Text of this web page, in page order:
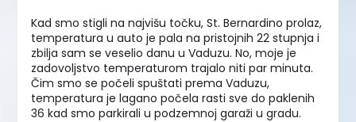
Kad smo stigli na najvišu točku, St. Bernardino prolaz,
temperatura u auto je pala na pristojnih 22 stupnja i
zbilja sam se veselio danu u Vaduzu. No, moje je
zadovoljstvo temperaturom trajalo niti par minuta.
Čim smo se počeli spuštati prema Vaduzu,
temperatura je lagano počela rasti sve do paklenih
36 kad smo parkirali u podzemnoj garaži u gradu.